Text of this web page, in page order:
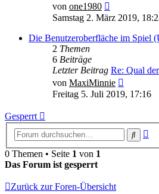
von one1980
Beitrag
Samstag 2. März 2019,
Die Benutzeroberfläche im Spiel
2 Themen
6 Beiträge
Letzter Beitrag Re: Qual
von MaxiMinnie
Beitrag
Freitag 5. Juli 2019, 17:16
Gesperrt
Suche
0 Themen • Seite 1 von 1
Das Forum ist gesperrt
Zurück zur Foren-Übersicht